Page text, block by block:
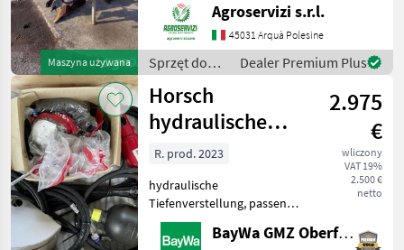
Maszyna używana
Ruota: DI PROFONDITÀ
Versoi: FERRO Corpi: 2
Condizioni: DISCRETE
Sprzęt do uprawy roli Pługi
Agroservizi s.r.l.
45031 Arquà Polesine
Sprzęt do
uprawy roli /
Sonstige
Dealer Premium Plus
Horsch
hydraulische
Tiefenverstellung
2.975
€
wliczony
VAT 19%
2.500 €
netto
R. prod. 2023
hydraulische
Tiefenverstellung, passend
zu Horsch Joker 5 CT,
Baujahr 2023Diese
BayWa GMZ Oberfranken